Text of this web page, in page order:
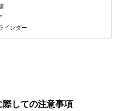
インダー
際しての注意事項